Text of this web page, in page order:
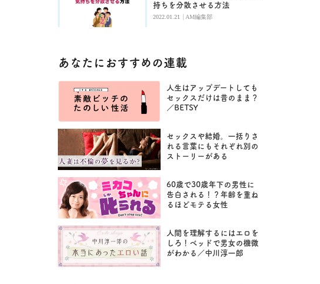
持ちを分散させる方法
2022.01.21 | AM編集部
あなたにおすすめの連載
人生はアップデートしても
セックスだけは昔のまま？
／BETSY
セックスや結婚。一括りさ
れる言葉にもそれぞれ別の
ストーリーがある
60歳で30歳年下の男性に
告白される！？年齢を重ね
るほどモテる女性
人間を理解するにはエロを
しろ！ベッドで男女の機微
がわかる／中川淳一郎